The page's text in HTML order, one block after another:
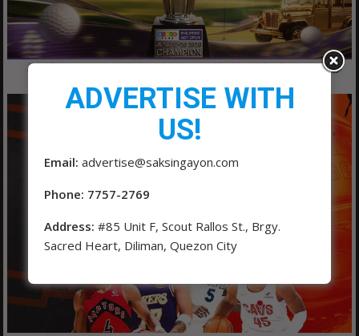
ADVERTISE WITH
US!
Email: advertise@saksingayon.com
Phone: 7757-2769
Address: #85 Unit F, Scout Rallos St., Brgy.
Sacred Heart, Diliman, Quezon City